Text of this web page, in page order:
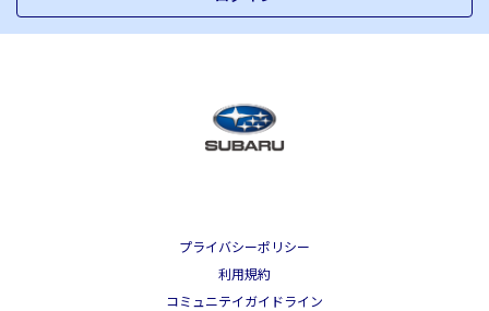
プライバシーポリシー
利用規約
コミュニテイガイドライン